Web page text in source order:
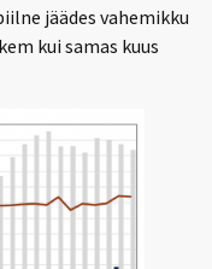
jäädes vahemikku
kui samas kuus